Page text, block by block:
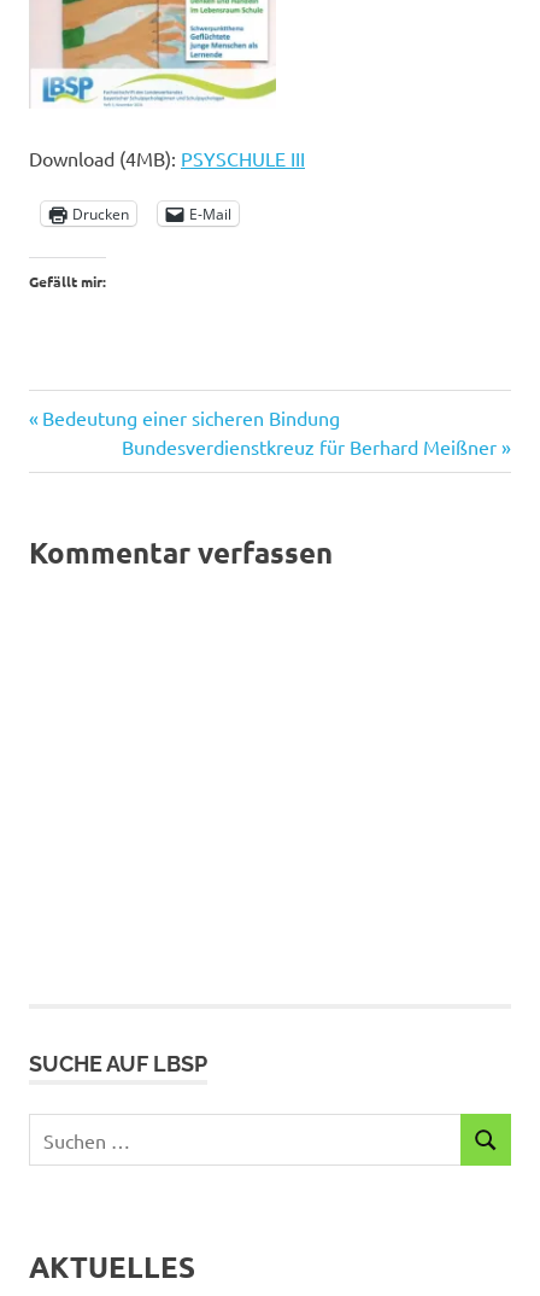
Download (4MB): PSYSCHULE III
Drucken E-Mail
Gefällt mir:
für die
Beitragsnavigation
Vorheriger
Bedeutung einer sicheren Bindung
Nächster
Beitrag:
Bundesverdienstkreuz für Berhard Meißner
Kommentar verfassen
SUCHE AUF LBSP
nach:
SUCHEN
AKTUELLES